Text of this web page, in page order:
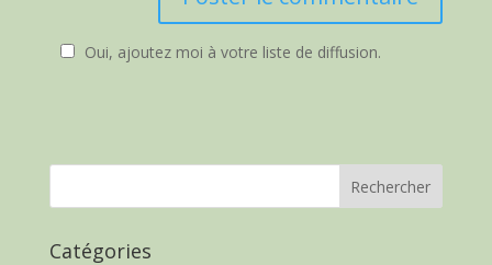
Oui, ajoutez moi à votre liste de diffusion.
Catégories